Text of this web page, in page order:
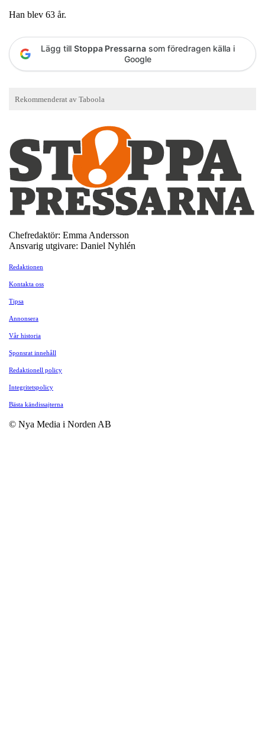
Han blev 63 år.
Lägg till Stoppa Pressarna som föredragen källa i
Google
Chefredaktör: Emma Andersson
Ansvarig utgivare: Daniel Nyhlén
Redaktionen
Kontakta oss
Tipsa
Annonsera
Vår historia
Sponsrat innehåll
Redaktionell policy
Integritetspolicy
Bästa kändissajterna
© Nya Media i Norden AB